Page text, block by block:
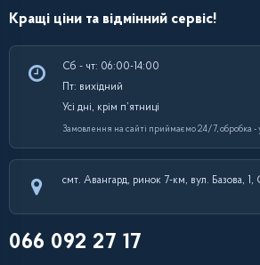
Кращі ціни та відмінний сервіс!
Сб - чт: 06:00-14:00
Пт: вихідний
Усі дні, крім п’ятниці
Замовлення на сайті приймаємо 24/7, обробка -
смт. Авангард, ринок 7-км, вул. Базова, 1,
066 092 27 17